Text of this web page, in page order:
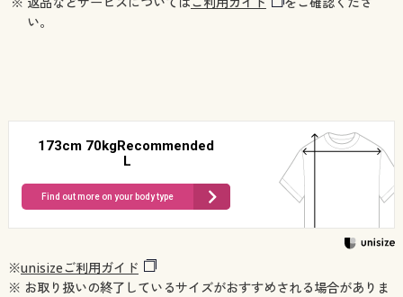
い。
173cm 70kgRecommended
L
Find out more on your body type
※unisizeご利用ガイド
※ お取り扱いの終了しているサイズがおすすめされる場合がありま